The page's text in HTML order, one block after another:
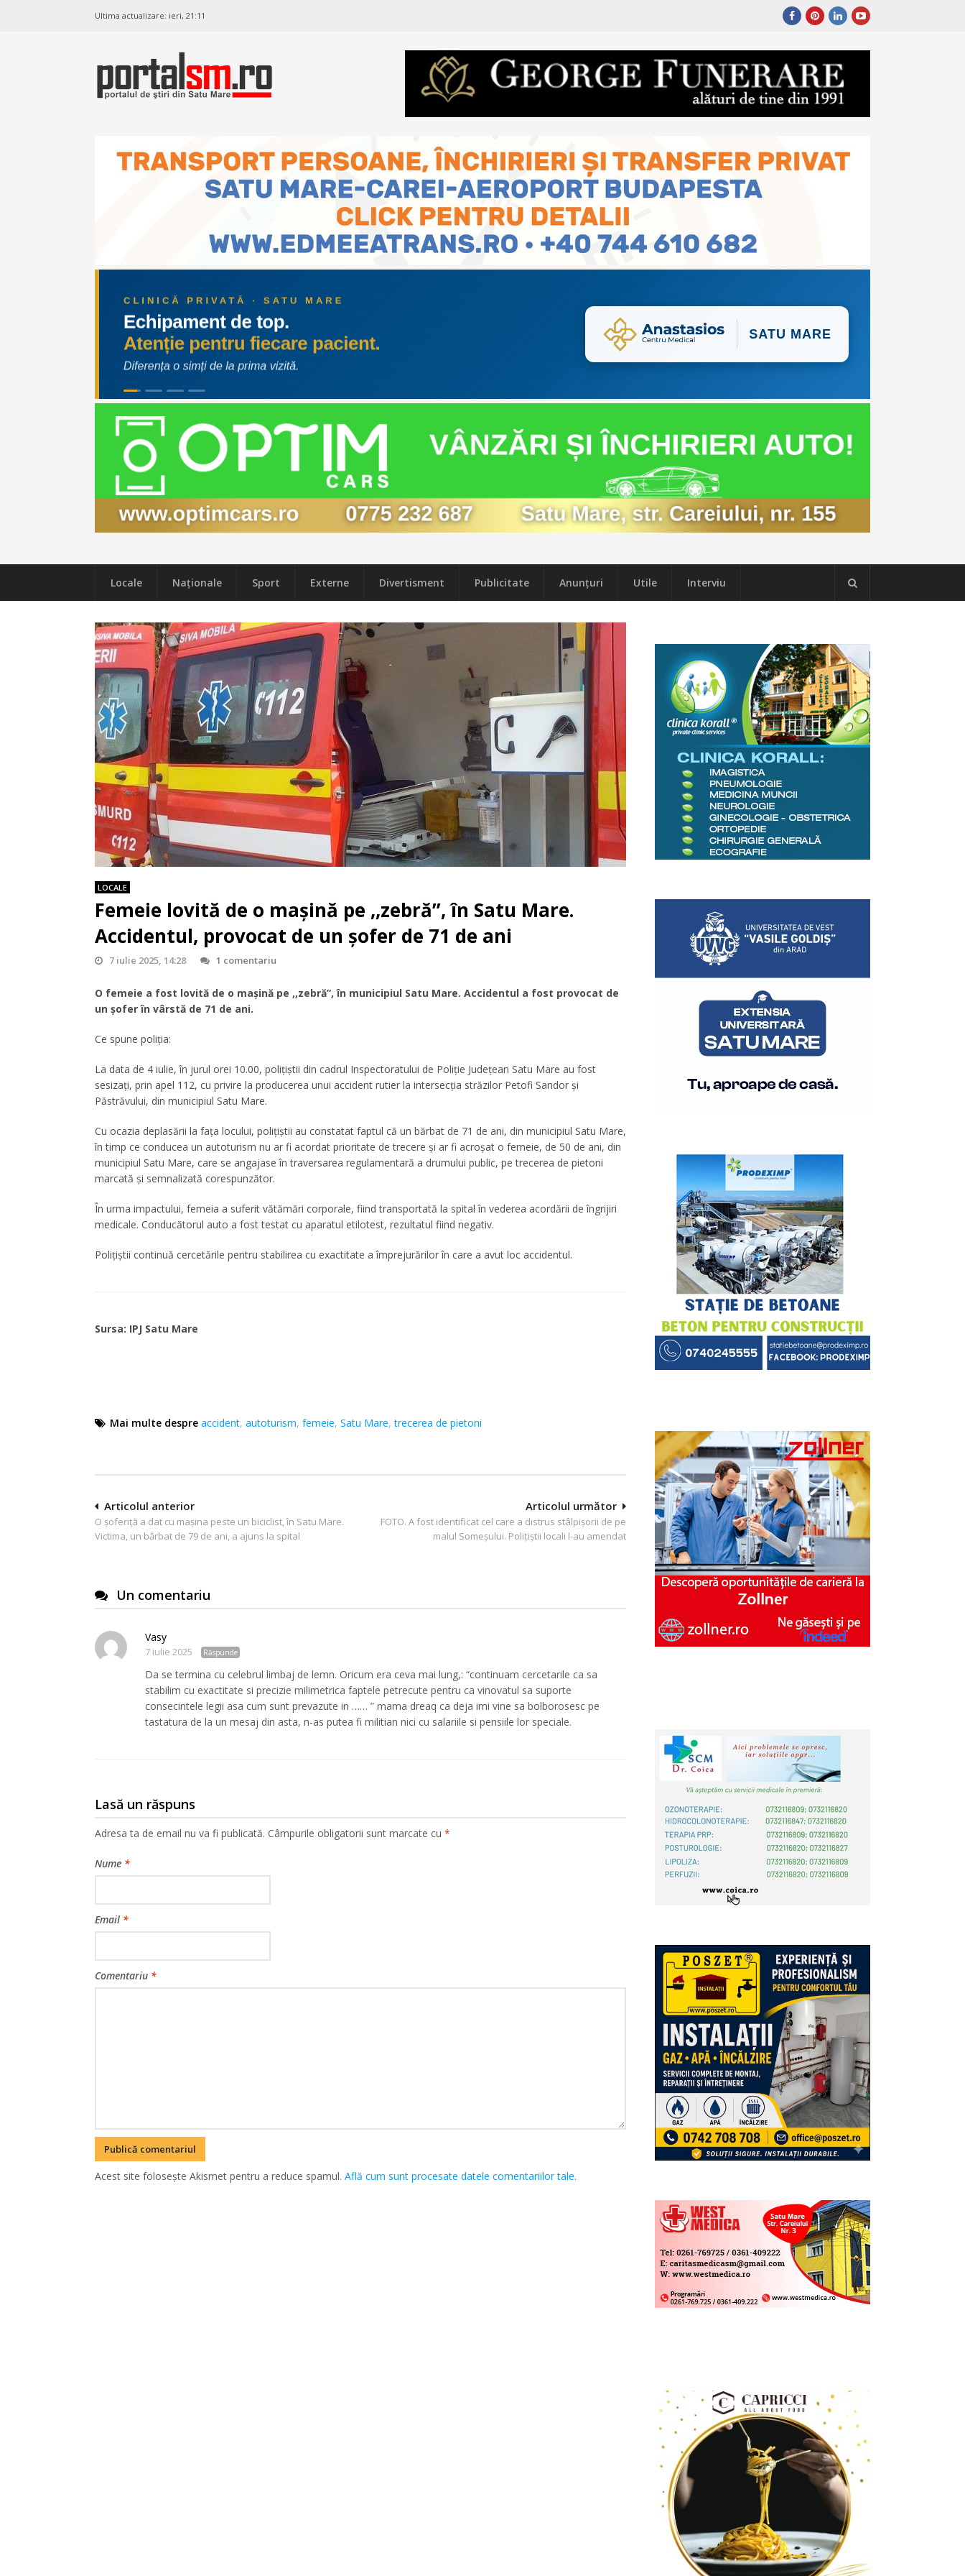
Ultima actualizare: ieri, 21:11
Locale Naţionale Sport Externe Divertisment Publicitate Anunțuri Utile Interviu
LOCALE
Femeie lovită de o mașină pe ,,zebră”, în Satu Mare.
Accidentul, provocat de un șofer de 71 de ani
7 iulie 2025, 14:28 1 comentariu
O femeie a fost lovită de o mașină pe ,,zebră”, în municipiul Satu Mare. Accidentul a fost provocat de
un șofer în vârstă de 71 de ani.
Ce spune poliția:
La data de 4 iulie, în jurul orei 10.00, polițiștii din cadrul Inspectoratului de Poliție Județean Satu Mare au fost
sesizați, prin apel 112, cu privire la producerea unui accident rutier la intersecția străzilor Petofi Sandor și
Păstrăvului, din municipiul Satu Mare.
Cu ocazia deplasării la fața locului, polițiștii au constatat faptul că un bărbat de 71 de ani, din municipiul Satu Mare,
în timp ce conducea un autoturism nu ar fi acordat prioritate de trecere și ar fi acroșat o femeie, de 50 de ani, din
municipiul Satu Mare, care se angajase în traversarea regulamentară a drumului public, pe trecerea de pietoni
marcată și semnalizată corespunzător.
În urma impactului, femeia a suferit vătămări corporale, fiind transportată la spital în vederea acordării de îngrijiri
medicale. Conducătorul auto a fost testat cu aparatul etilotest, rezultatul fiind negativ.
Polițiștii continuă cercetările pentru stabilirea cu exactitate a împrejurărilor în care a avut loc accidentul.
Sursa: IPJ Satu Mare
Mai multe despre accident, autoturism, femeie, Satu Mare,trecerea de pietoni
Navigare
în
Articolul următor
FOTO. A fost identificat cel care a distrus stâlpișorii de pe
malul Someșului. Polițiștii locali l-au amendat
Articolul anterior
O șoferiță a dat cu mașina peste un biciclist, în Satu Mare.
Victima, un bărbat de 79 de ani, a ajuns la spital
Un comentariu
Vasy
7 iulie 2025 Răspunde
Da se termina cu celebrul limbaj de lemn. Oricum era ceva mai lung,: “continuam cercetarile ca sa
stabilim cu exactitate si precizie milimetrica faptele petrecute pentru ca vinovatul sa suporte
consecintele legii asa cum sunt prevazute in …… ” mama dreaq ca deja imi vine sa bolborosesc pe
tastatura de la un mesaj din asta, n-as putea fi militian nici cu salariile si pensiile lor speciale.
Lasă un răspuns
Adresa ta de email nu va fi publicată. Câmpurile obligatorii sunt marcate cu *
Nume *
Email *
Comentariu *
Acest site folosește Akismet pentru a reduce spamul. Află cum sunt procesate datele comentariilor tale.